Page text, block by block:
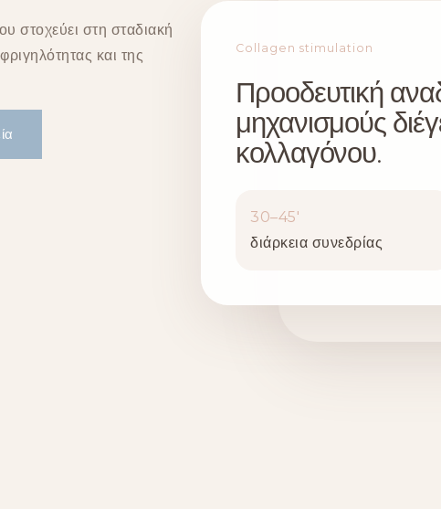
στοχεύει στη σταδιακή
και της
Collagen stimulation
Προοδευτική
μηχανισμούς
κολλαγόνου.
30–45′
διάρκεια συνεδρίας